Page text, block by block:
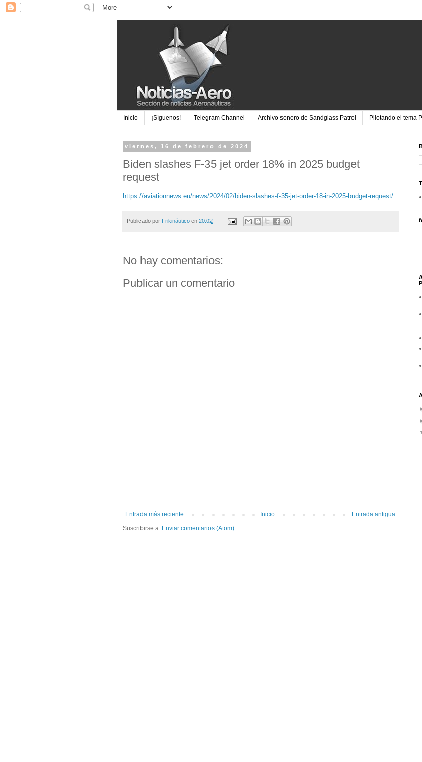
Inicio ¡Síguenos! Telegram Channel Archivo sonoro de Sandglass Patrol Pilotando el tema
viernes, 16 de febrero de 2024
Biden slashes F-35 jet order 18% in 2025 budget
request
https://aviationnews.eu/news/2024/02/biden-slashes-f-35-jet-order-18-in-2025-budget-request/
Publicado por Frikináutico en 20:02
No hay comentarios:
Publicar un comentario
Entrada más reciente Entrada antigua
Inicio
Suscribirse a: Enviar comentarios (Atom)